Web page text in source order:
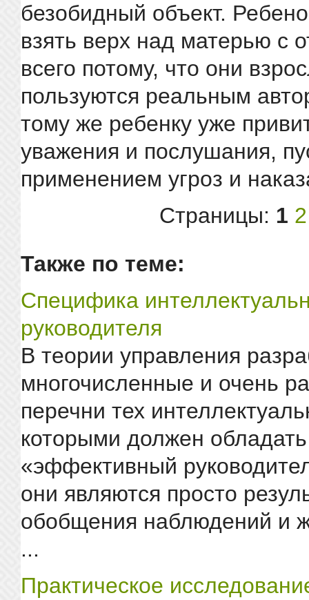
безобидный объект.
взять верх над матерью с
всего потому, что они
пользуются реальным
тому же ребенку уже
уважения и послушания,
применением угроз и
Страницы: 1 2
Также по теме:
Специфика
руководителя
В теории управления
многочисленные и очень
перечни тех
которыми должен обладать
«эффективный
они являются просто
обобщения наблюдений и
...
Практическое